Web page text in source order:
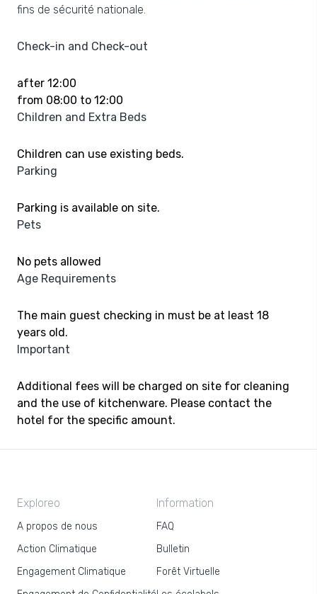
fins de sécurité nationale.
Check-in and Check-out
after 12:00
from 08:00 to 12:00
Children and Extra Beds
Children can use existing beds.
Parking
Parking is available on site.
Pets
No pets allowed
Age Requirements
The main guest checking in must be at least 18
years old.
Important
Additional fees will be charged on site for cleaning
and the use of kitchenware. Please contact the
hotel for the specific amount.
Exploreo
A propos de nous
Action Climatique
Engagement Climatique
Information
FAQ
Bulletin
Forêt Virtuelle